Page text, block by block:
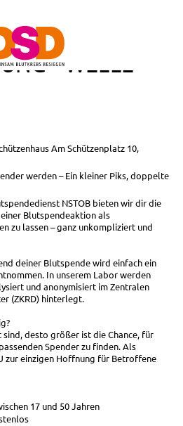
MIT
• WELLE -
Am Schützenplatz 10,
werden – Ein kleiner Piks, doppelte
NSTOB bieten wir dir die
Blutspendeaktion als
zu lassen – ganz unkompliziert und
deiner Blutspende wird einfach ein
In unserem Labor werden
und anonymisiert im Zentralen
(ZKRD) hinterlegt.
desto größer ist die Chance, für
Spender zu finden. Als
zur einzigen Hoffnung für Betroffene
17 und 50 Jahren